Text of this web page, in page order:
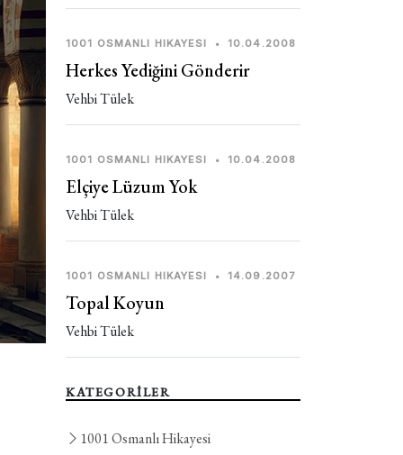
1001 OSMANLI HIKAYESI • 10.04.2008
Herkes Yediğini Gönderir
Vehbi Tülek
1001 OSMANLI HIKAYESI • 10.04.2008
Elçiye Lüzum Yok
Vehbi Tülek
1001 OSMANLI HIKAYESI • 14.09.2007
Topal Koyun
Vehbi Tülek
KATEGORİLER
1001 Osmanlı Hikayesi